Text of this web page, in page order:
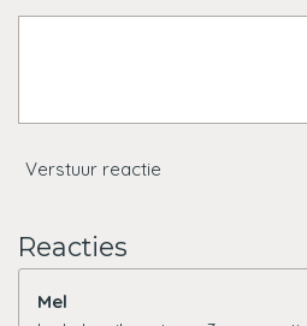
Verstuur reactie
Reacties
Mel